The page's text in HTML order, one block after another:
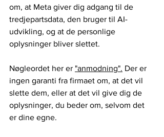
om, at Meta giver dig adgang til de
tredjepartsdata, den bruger til AI-
udvikling, og at de personlige
oplysninger bliver slettet.
Nøgleordet her er "anmodning". Der er
ingen garanti fra firmaet om, at det vil
slette dem, eller at det vil give dig de
oplysninger, du beder om, selvom det
er dine egne.